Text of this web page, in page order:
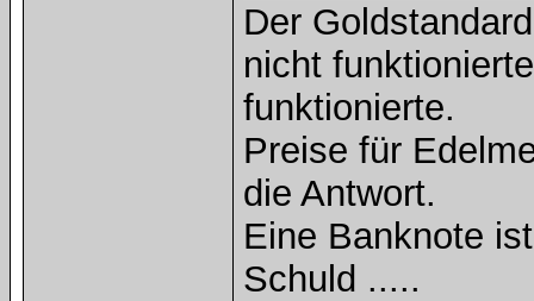
Der
nicht
funktionierte.
Preise für
die Antwort.
Eine Banknote
Schuld .....